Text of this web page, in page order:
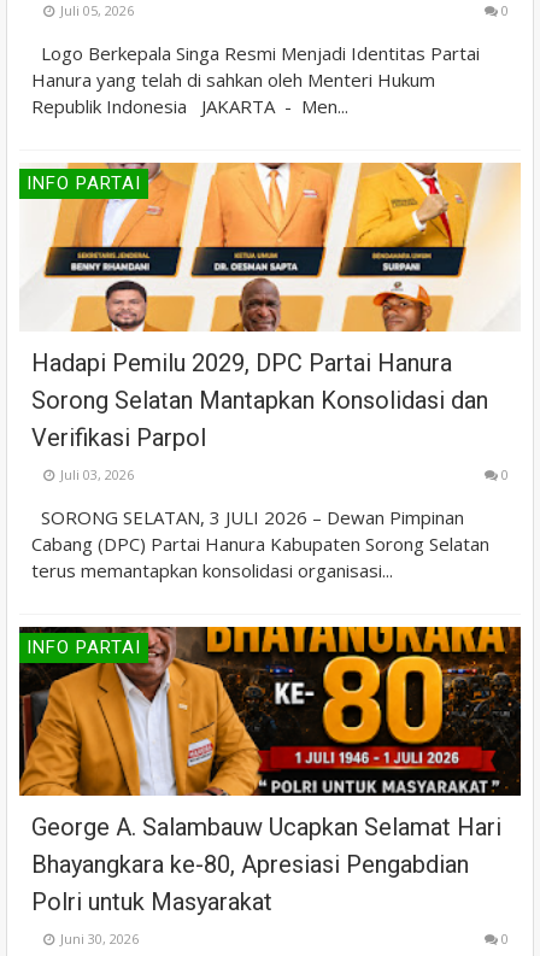
Juli 05, 2026 0
Logo Berkepala Singa Resmi Menjadi Identitas Partai
Hanura yang telah di sahkan oleh Menteri Hukum
Republik Indonesia JAKARTA - Men...
INFO PARTAI
Hadapi Pemilu 2029, DPC Partai Hanura
Sorong Selatan Mantapkan Konsolidasi dan
Verifikasi Parpol
Juli 03, 2026 0
SORONG SELATAN, 3 JULI 2026 – Dewan Pimpinan
Cabang (DPC) Partai Hanura Kabupaten Sorong Selatan
terus memantapkan konsolidasi organisasi...
INFO PARTAI
George A. Salambauw Ucapkan Selamat Hari
Bhayangkara ke-80, Apresiasi Pengabdian
Polri untuk Masyarakat
Juni 30, 2026 0